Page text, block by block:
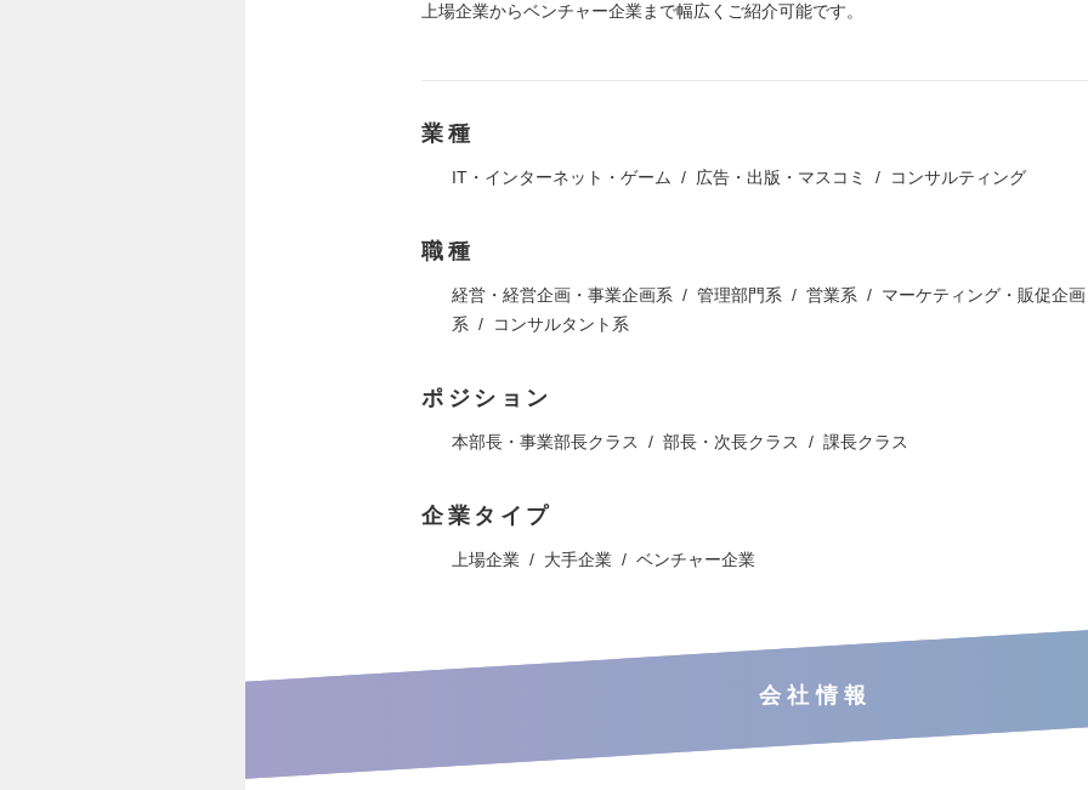
上場企業からベンチャー企業まで幅広くご紹介可能です。
業種
IT・インターネット・ゲーム 広告・出版・マスコミ コンサルティング
職種
経営・経営企画・事業企画系 管理部門系 営業系
マーケティング・販促企
系
コンサルタント系
ポジション
本部長・事業部長クラス 部長・次長クラス 課長クラス
企業タイプ
上場企業 大手企業 ベンチャー企業
会社情報